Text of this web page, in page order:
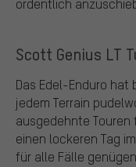
Scott Genius LT
Das Edel-Enduro hat
jedem Terrain
ausgedehnte
einen lockeren Tag
für alle Fälle